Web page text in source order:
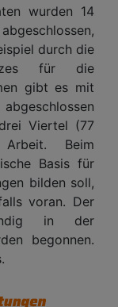
wurden 14
durch die
für die
gibt es mit
Viertel (77
Beim
Basis für
bilden soll,
voran. Der
in der
begonnen.